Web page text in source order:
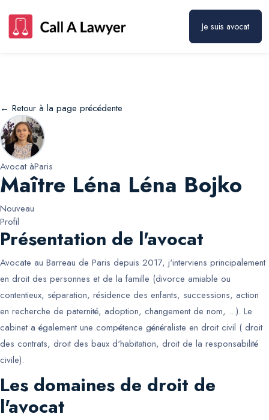
Je suis avocat
← Retour à la page précédente
Avocat àParis
Maître Léna Léna Bojko
Nouveau
Profil
Présentation de l'avocat
Avocate au Barreau de Paris depuis 2017, j'interviens principalement
en droit des personnes et de la famille (divorce amiable ou
contentieux, séparation, résidence des enfants, successions, action
en recherche de paternité, adoption, changement de nom, ...). Le
cabinet a également une compétence généraliste en droit civil ( droit
des contrats, droit des baux d'habitation, droit de la responsabilité
civile).
Les domaines de droit de
l'avocat